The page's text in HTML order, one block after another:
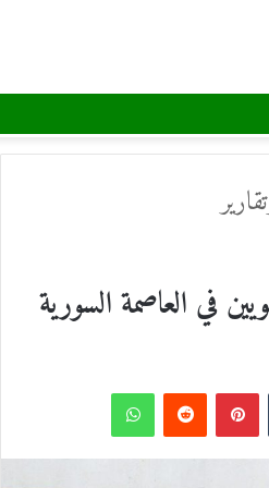
في العاصمة السورية
T
ي
R
ا